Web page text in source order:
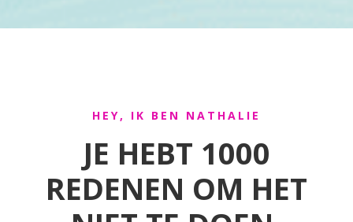
HEY, IK BEN NATHALIE
JE HEBT 1000
REDENEN OM HET